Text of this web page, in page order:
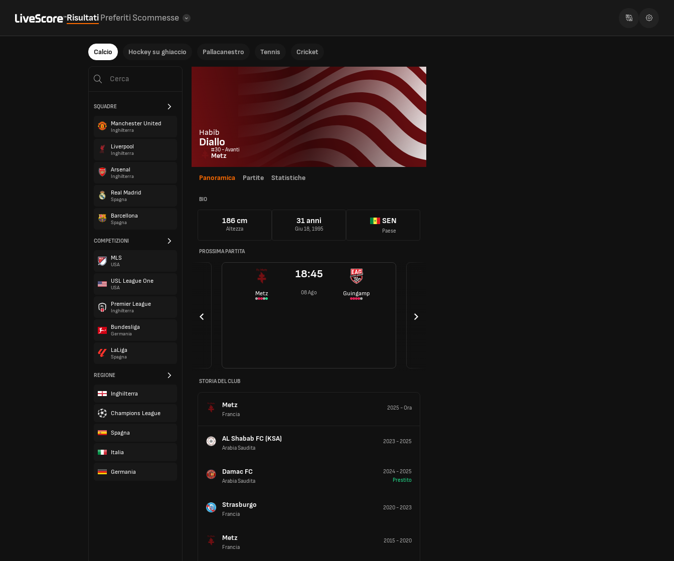
RisultatiPreferiti Scommesse
Calcio Hockey su ghiaccio Pallacanestro Tennis Cricket
SQUADRE
Manchester United
Inghilterra
Liverpool
Inghilterra
Arsenal
Inghilterra
Real Madrid
Spagna
Barcellona
Spagna
COMPETIZIONI
MLS
USA
USL League One
USA
Premier League
Inghilterra
Bundesliga
Germania
LaLiga
Spagna
REGIONE
Inghilterra
Champions League
Spagna
Italia
Germania
Habib
Diallo
#30 - Avanti
Metz
Panoramica Partite Statistiche
BIO
186 cm
Altezza
31 anni
Giu 18, 1995
SEN
Paese
PROSSIMA PARTITA
Metz
18:45
08 Ago Guingamp
STORIA DEL CLUB
Metz
Francia
2025 -Ora
AL Shabab FC (KSA)
Arabia Saudita
2023-2025
Damac FC
Arabia Saudita
2024-2025
Prestito
Strasburgo
Francia
2020-2023
Metz
Francia
2015 -2020